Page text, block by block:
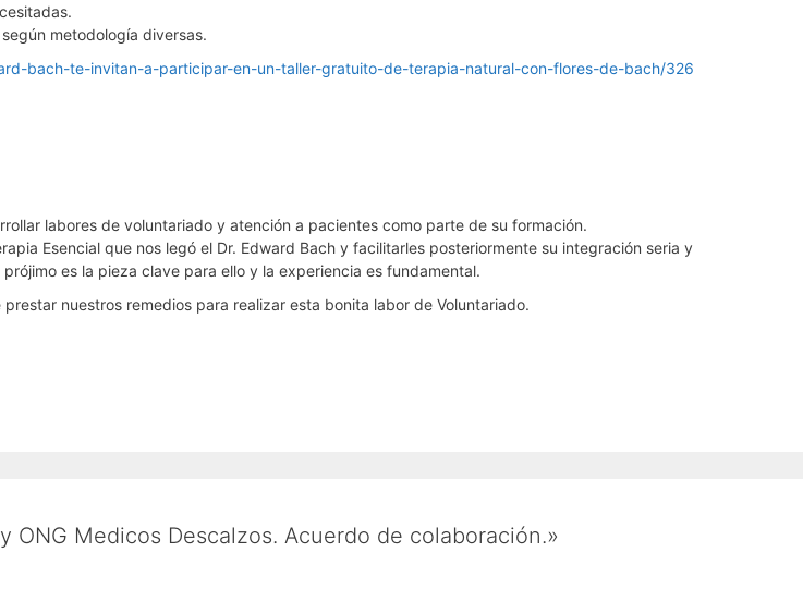
metodología diversas.
bach-te-invitan-a-participar-en-un-taller-gratuito-de-terapia-natural-con-flores-de-bach/326
labores de voluntariado y atención a pacientes como parte de su formación.
Esencial que nos legó el Dr. Edward Bach y facilitarles posteriormente su integración seria y
es la pieza clave para ello y la experiencia es fundamental.
nuestros remedios para realizar esta bonita labor de Voluntariado.
Medicos Descalzos. Acuerdo de colaboración.»